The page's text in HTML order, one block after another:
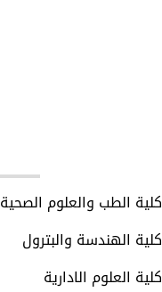
كلية الطب والعلوم الصحية
كلية الهندسة والبترول
كلية العلوم الادارية